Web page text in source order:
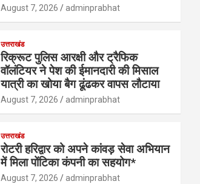
August 7, 2026 adminprabhat
उत्तराखंड
रिक्रूट पुलिस आरक्षी और ट्रैफिक
वॉलंटियर ने पेश की ईमानदारी की मिसाल
यात्री का खोया बैग ढूंढकर वापस लौटाया
August 7, 2026 adminprabhat
उत्तराखंड
रोटरी हरिद्वार को अपने कांवड़ सेवा अभियान
में मिला पोंटिका कंपनी का सहयोग*
August 7, 2026 adminprabhat